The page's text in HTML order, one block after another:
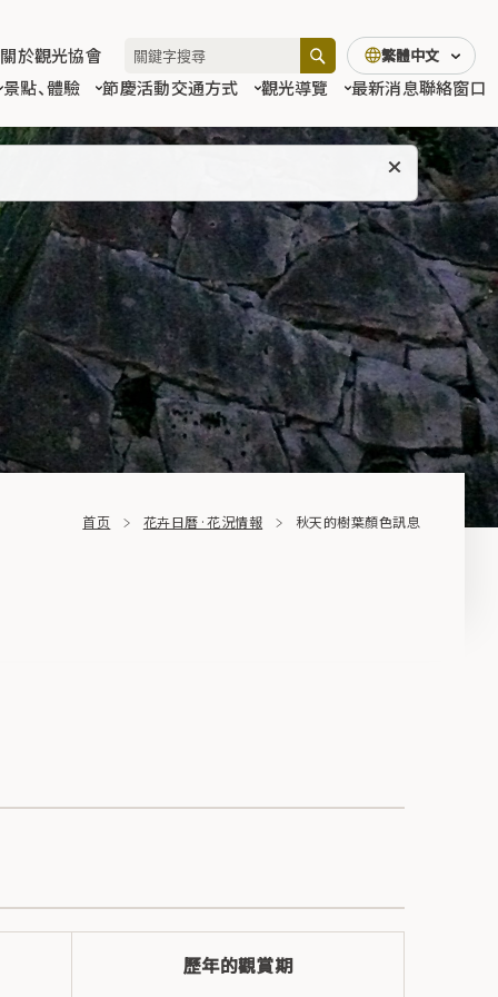
景點、體驗 節慶活動交通方式 觀光導覽 最新消息聯絡窗口
關於觀光協會 繁體中文
首页 花卉日曆·花況情報 秋天的樹葉顏色訊息
歷年的觀賞期